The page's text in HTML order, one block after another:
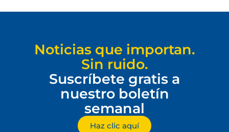
Noticias que importan.
Sin ruido.
Suscríbete gratis a
nuestro boletín
semanal
Haz clic aquí